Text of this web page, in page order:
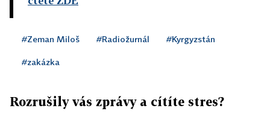
#Zeman Miloš #Radiožurnál #Kyrgyzstán
#zakázka
Rozrušily vás zprávy a cítíte stres?